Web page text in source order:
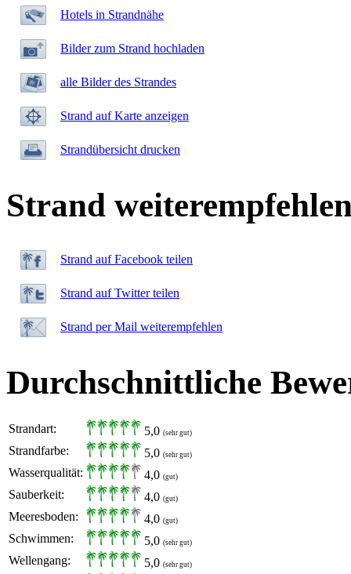
Hotels in Strandnähe
Bilder zum Strand hochladen
alle Bilder des Strandes
Strand auf Karte anzeigen
Strandübersicht drucken
Strand
Strand auf Facebook teilen
Strand auf Twitter teilen
Strand per Mail weiterempfehlen
Durchschnittliche
Strandart: 5,0 (sehr gut)
Strandfarbe: 5,0 (sehr gut)
Wasserqualität: 4,0 (gut)
Sauberkeit: 4,0 (gut)
Meeresboden: 4,0 (gut)
Schwimmen: 5,0 (sehr gut)
Wellengang: 5,0 (sehr gut)